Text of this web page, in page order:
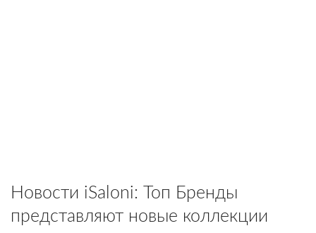
Новости iSaloni: Топ Бренды
представляют новые коллекции